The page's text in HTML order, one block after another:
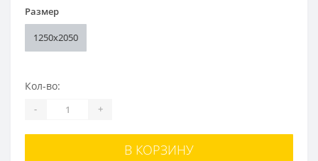
Размер
1250x2050
Кол-во:
- +
В КОРЗИНУ